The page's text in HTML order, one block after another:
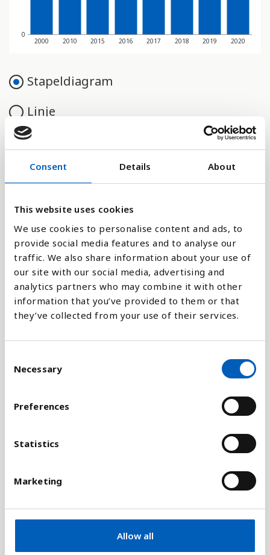
Consent Details About
This website uses cookies
We use cookies to personalise content and ads, to
provide social media features and to analyse our
traffic. We also share information about your use of
our site with our social media, advertising and
analytics partners who may combine it with other
information that you’ve provided to them or that
they’ve collected from your use of their services.
Necessary
Preferences
Statistics
Marketing
Allow all
0
2000 2010 2015 2016 2017 2018 2019 2020
Stapeldiagram
Linje
Platt
Jämför med:
Förklaring
Avskogning är ett enormt problem i stora delar av
världen. Skogen försvinner av flera orsaker, bland
annat på grund av att städer, industrier, vägar och
få ved att elda med. Varje år förlorar Afrika
djurarter försvinner och att biologisk mångfald
försämras. Men skogen är också viktig i kampen
absorberar koldioxid och omvandlar en del av det
bränns eller förmultnar).
Statistiken är en del av mål 15 bland